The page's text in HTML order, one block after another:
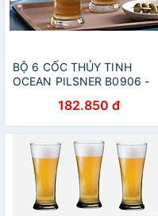
BỘ 6 CỐC THỦY TINH
OCEAN PILSNER B0906 -
182.850 đ